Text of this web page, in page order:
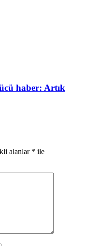
haber: Artık
alanlar * ile